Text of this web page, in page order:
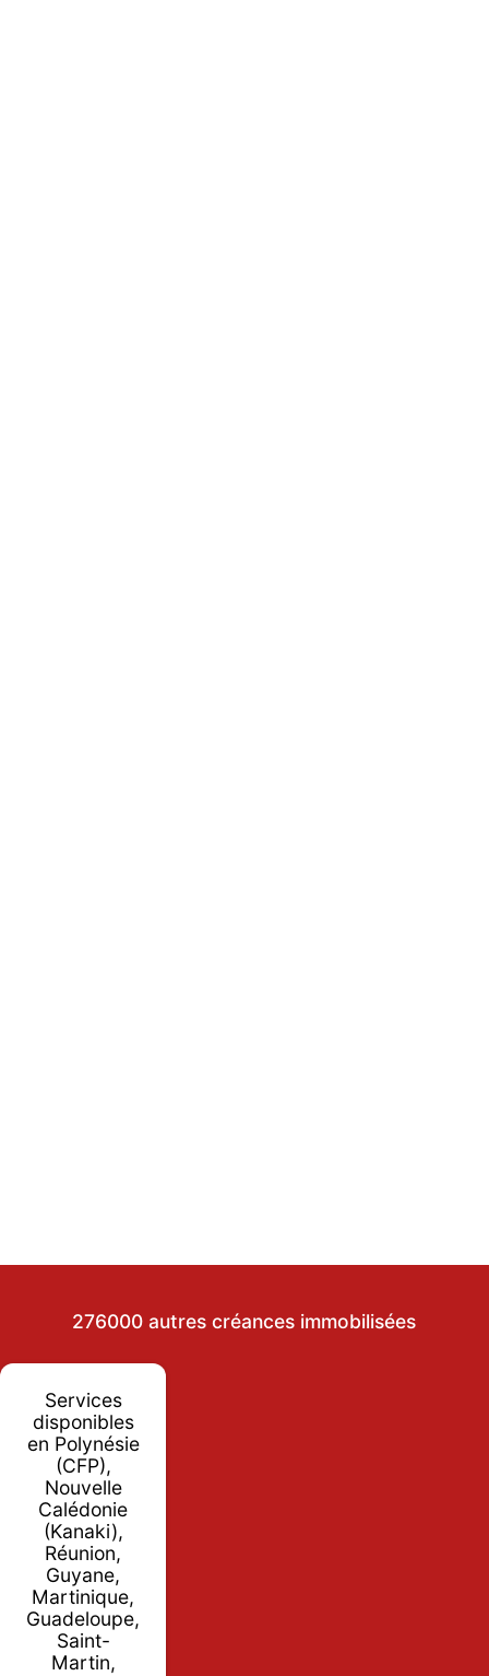
276000 autres créances immobilisées
Services
disponibles
en Polynésie
(CFP),
Nouvelle
Calédonie
(Kanaki),
Réunion,
Guyane,
Martinique,
Guadeloupe,
Saint-
Martin,